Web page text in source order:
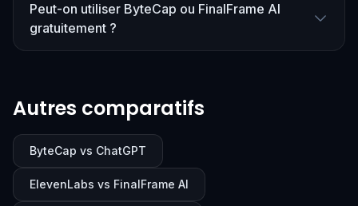
Peut-on utiliser ByteCap ou FinalFrame AI
gratuitement ?
Autres comparatifs
ByteCap vs ChatGPT
ElevenLabs vs FinalFrame AI